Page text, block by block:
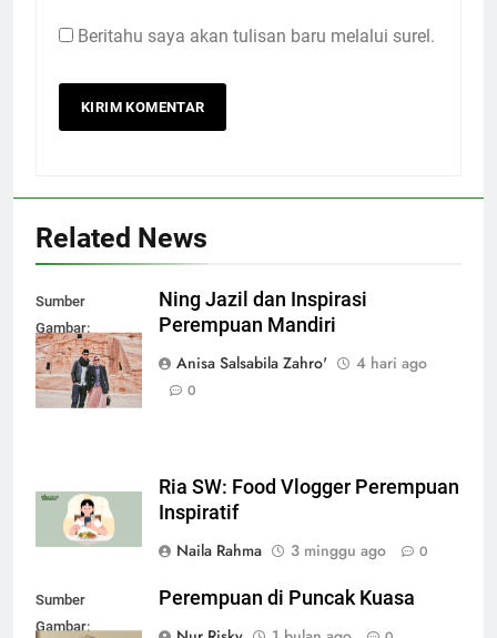
Beritahu saya akan tulisan baru melalui surel.
Related News
Sumber
Gambar:
radarkediri.jawapos.com
Ning Jazil dan Inspirasi
Perempuan Mandiri
Anisa Salsabila Zahro'
4 hari ago
0
Ria SW: Food Vlogger Perempuan
Inspiratif
Naila Rahma
3 minggu ago 0
Sumber
Gambar:
Perempuan di Puncak Kuasa